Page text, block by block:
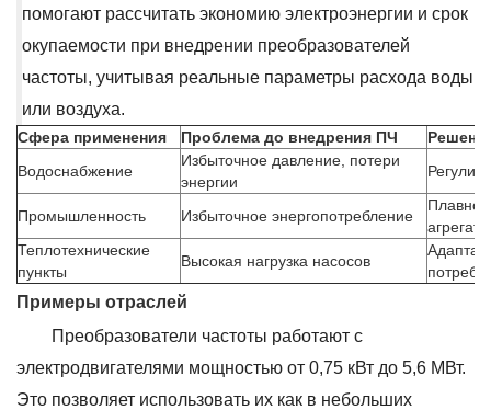
помогают рассчитать экономию электроэнергии и срок
окупаемости при внедрении преобразователей
частоты, учитывая реальные параметры расхода воды
или воздуха.
Сфера применения Проблема до внедрения ПЧ
Водоснабжение
Избыточное давление, потери
энергии
Промышленность Избыточное энергопотребление
Теплотехнические
пункты
Высокая нагрузка насосов
Примеры отраслей
Преобразователи частоты работают с
электродвигателями мощностью от 0,75 кВт до 5,6 МВт.
Это позволяет использовать их как в небольших